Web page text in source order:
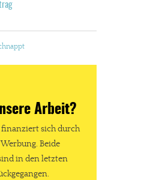
Arbeit?
finanziert sich durch
Beide
in den letzten